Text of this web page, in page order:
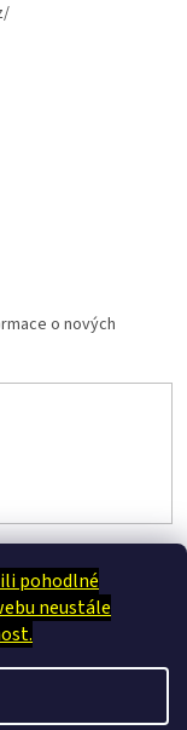
pohodlné
neustále
o nových
tělo i duši